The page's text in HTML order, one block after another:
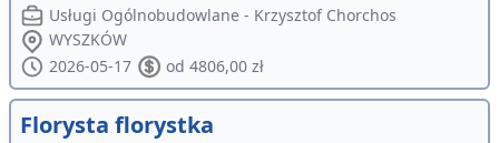
Usługi Ogólnobudowlane - Krzysztof Chorchos
WYSZKÓW
2026-05-17
od 4806,00 zł
Florysta florystka